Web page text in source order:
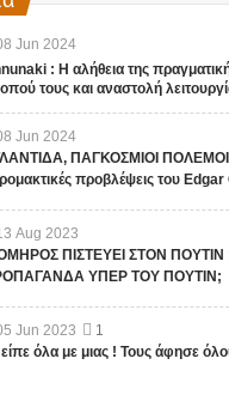
Jun 2024
: Η αλήθεια της
τους και αναστολή
Jun 2024
ΠΑΓΚΟΣΜΙΟΙ
προβλέψεις του
Aug 2023
ΠΙΣΤΕΥΕΙ ΣΤΟΝ
ΥΠΕΡ ΤΟΥ ΠΟΥΤΙΝ;
Jun 2023
1
όλα με μιας ! Τους άφησε